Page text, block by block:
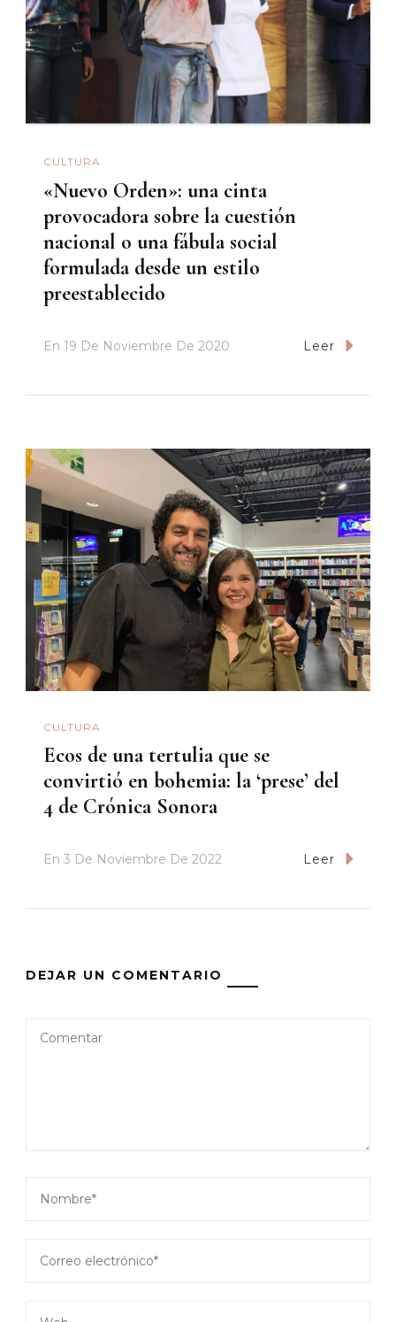
CULTURA
«Nuevo Orden»: una cinta
provocadora sobre la cuestión
nacional o una fábula social
formulada desde un estilo
preestablecido
En 19 De Noviembre De 2020 Leer
CULTURA
Ecos de una tertulia que se
convirtió en bohemia: la ‘prese’ del
4 de Crónica Sonora
En 3 De Noviembre De 2022 Leer
DEJAR UN COMENTARIO